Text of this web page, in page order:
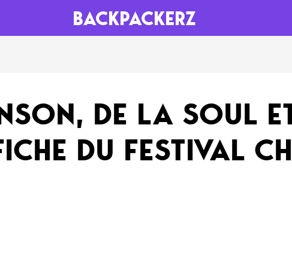
BACKPACKERZ
Paris
Festivals
Playlists
Podcasts
Mixes
DE LA SOUL
DU FESTIVAL